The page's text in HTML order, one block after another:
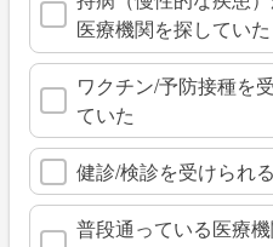
医療機関を探していた
ワクチン/予防接種を
ていた
健診/検診を受けられ
普段通っている医療